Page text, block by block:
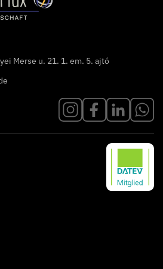
Merse u. 21. 1. em. 5. ajtó